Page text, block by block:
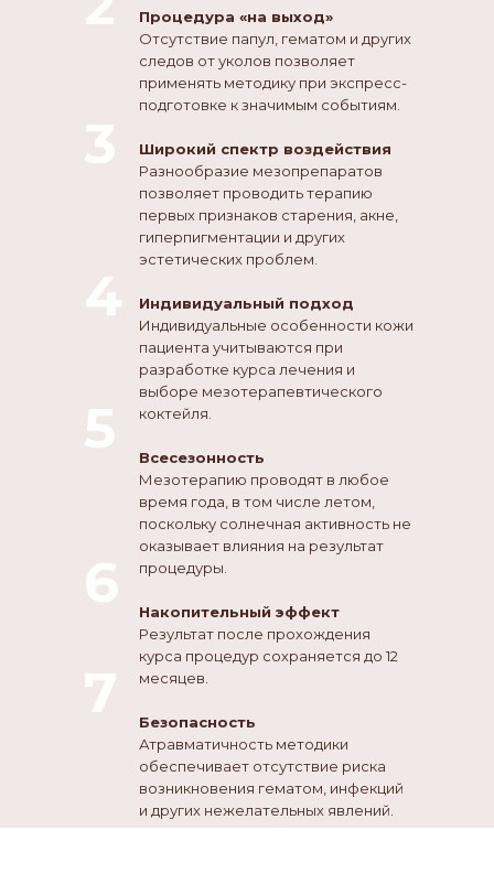
Процедура «на выход»
Отсутствие папул, гематом и других
следов от уколов позволяет
применять методику при экспресс-
подготовке к значимым событиям.
Широкий спектр воздействия
Разнообразие мезопрепаратов
позволяет проводить терапию
первых признаков старения, акне,
гиперпигментации и других
эстетических проблем.
Индивидуальный подход
Индивидуальные особенности кожи
пациента учитываются при
разработке курса лечения и
выборе мезотерапевтического
коктейля.
Всесезонность
Мезотерапию проводят в любое
время года, в том числе летом,
поскольку солнечная активность не
оказывает влияния на результат
процедуры.
Накопительный эффект
Результат после прохождения
курса процедур сохраняется до 12
месяцев.
Безопасность
Атравматичность методики
обеспечивает отсутствие риска
возникновения гематом, инфекций
и других нежелательных явлений.
5
4
3
6
7